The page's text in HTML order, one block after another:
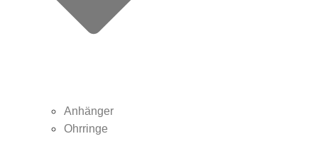
Anhänger
Ohrringe